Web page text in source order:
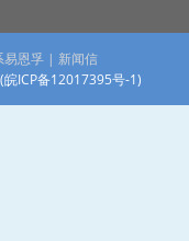
易恩孚 | 新闻信
皖ICP备12017395号-1)